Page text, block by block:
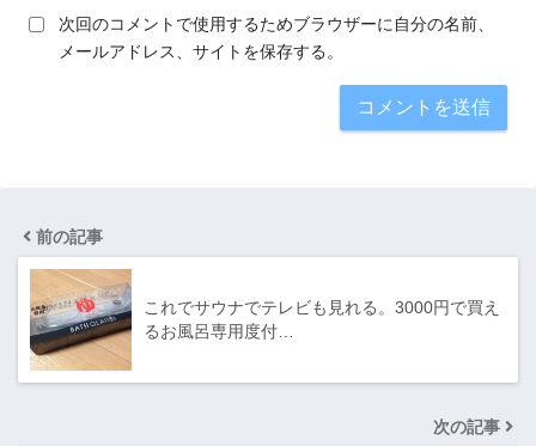
次回のコメントで使用するためブラウザーに自分の名前、
メールアドレス、サイトを保存する。
前の記事
これでサウナでテレビも見れる。3000円で買え
るお風呂専用度付…
次の記事